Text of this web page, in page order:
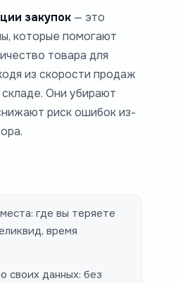
закупок — это
которые помогают
товара для
из скорости продаж
Они убирают
риск ошибок из-
где вы теряете
время
своих данных: без